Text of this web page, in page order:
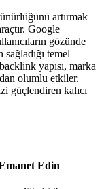
artırmak
Google
gözünde
temel
yapısı, marka
olumlu etkiler.
güçlendiren kalıcı
Edin